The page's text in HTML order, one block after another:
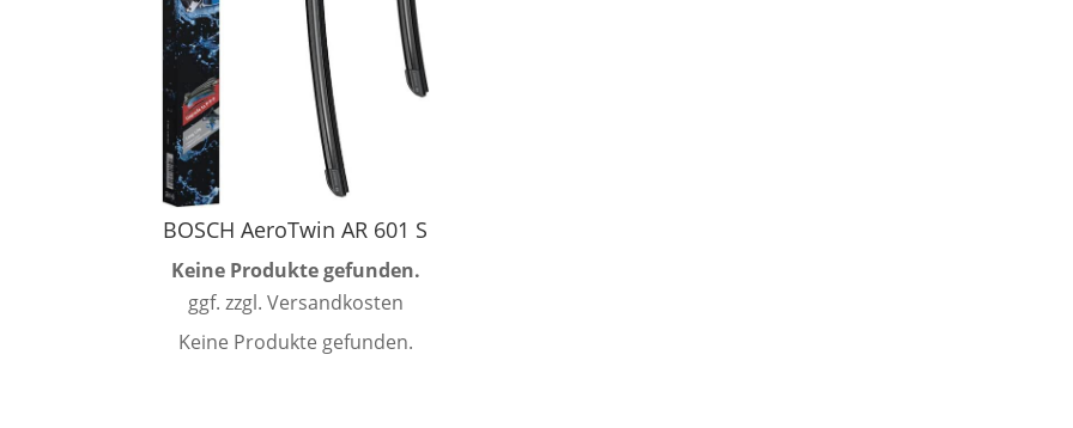
BOSCH AeroTwin AR 601 S
Keine Produkte gefunden.
ggf. zzgl. Versandkosten
Keine Produkte gefunden.